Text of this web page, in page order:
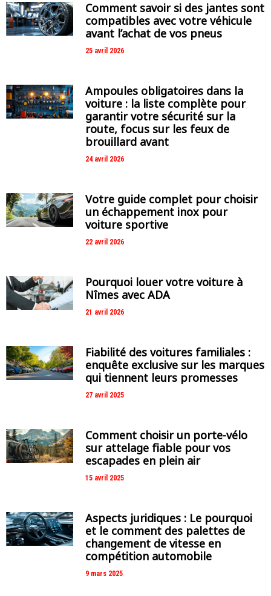
Comment savoir si des jantes sont
compatibles avec votre véhicule
avant l’achat de vos pneus
25 avril 2026
Ampoules obligatoires dans la
voiture : la liste complète pour
garantir votre sécurité sur la
route, focus sur les feux de
brouillard avant
24 avril 2026
Votre guide complet pour choisir
un échappement inox pour
voiture sportive
22 avril 2026
Pourquoi louer votre voiture à
Nîmes avec ADA
21 avril 2026
Fiabilité des voitures familiales :
enquête exclusive sur les marques
qui tiennent leurs promesses
27 avril 2025
Comment choisir un porte-vélo
sur attelage fiable pour vos
escapades en plein air
15 avril 2025
Aspects juridiques : Le pourquoi
et le comment des palettes de
changement de vitesse en
compétition automobile
9 mars 2025